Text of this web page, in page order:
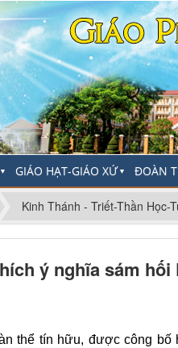
▼ GIÁO HẠT-GIÁO XỨ▼ ĐOÀN
Kinh Thánh - Triết-Thần Học-
ý nghĩa sám hối
thể tín hữu, được công bố